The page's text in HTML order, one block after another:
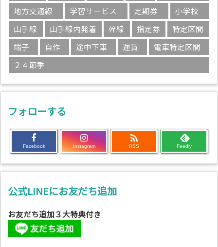
地方交通線
学習サービス 定期券
小学校
山手線
山手線内発着 幹線 指定券
特定区間
端子
自作 途中下車 運賃
電車特定区間
２４節季
フォローする
Facebook Instagram

RSS Feedly
公式LINEにお友だち追加
お友だち追加３大特典付き